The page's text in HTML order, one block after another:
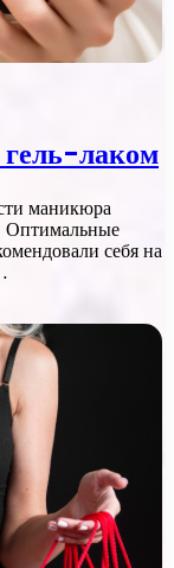
лаком
маникюра
Оптимальные
себя на